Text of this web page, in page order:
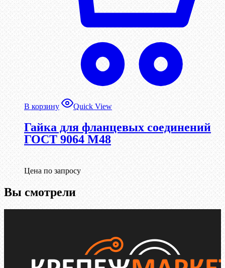
В корзину Quick View
Гайка для фланцевых соединений
ГОСТ 9064 М48
Цена по запросу
Вы смотрели